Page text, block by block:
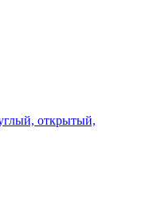
открытый,